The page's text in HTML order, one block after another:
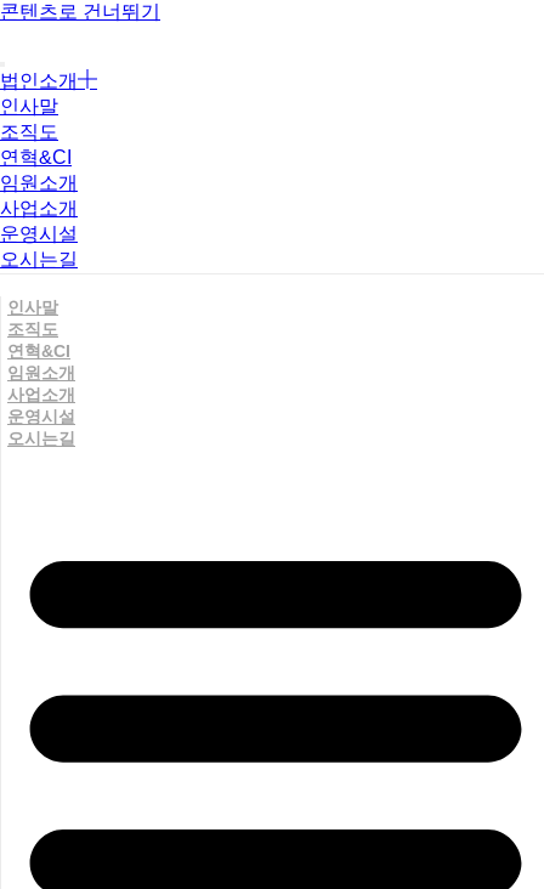
콘텐츠로 건너뛰기
법인소개
인사말
조직도
연혁&CI
임원소개
사업소개
운영시설
오시는길
인사말
조직도
연혁&CI
임원소개
사업소개
운영시설
오시는길